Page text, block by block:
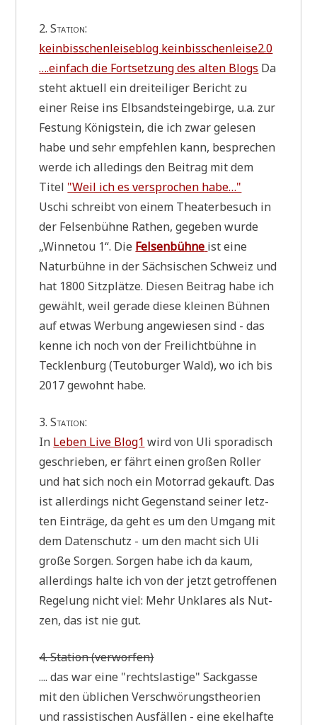
2. Sta­ti­on:
kein­biss­chen­lei­se­blog keinbisschenleise2.0
….ein­fach die Fort­set­zung des alten Blogs Da
steht aktu­ell ein drei­tei­li­ger Bericht zu
einer Rei­se ins Elb­sand­stein­ge­bir­ge, u.a. zur
Festung König­stein, die ich zwar gele­sen
habe und sehr emp­feh­len kann, bespre­chen
wer­de ich alle­dings den Bei­trag mit dem
Titel "Weil ich es ver­spro­chen habe…"
Uschi schreibt von einem Thea­ter­be­such in
der Fel­sen­büh­ne Rathen, gege­ben wur­de
„Win­ne­tou 1“. Die Fel­sen­büh­ne ist eine
Natur­büh­ne in der Säch­si­schen Schweiz und
hat 1800 Sitz­plät­ze. Die­sen Bei­trag habe ich
gewählt, weil gera­de die­se klei­nen Büh­nen
auf etwas Wer­bung ange­wie­sen sind - das
ken­ne ich noch von der Frei­licht­büh­ne in
Teck­len­burg (Teu­to­bur­ger Wald), wo ich bis
2017 gewohnt habe.
3. Sta­ti­on:
In Leben Live Blog1 wird von Uli spo­ra­disch
geschrie­ben, er fährt einen gro­ßen Rol­ler
und hat sich noch ein Motor­rad gekauft. Das
ist aller­dings nicht Gegen­stand sei­ner letz­
ten Ein­trä­ge, da geht es um den Umgang mit
dem Daten­schutz - um den macht sich Uli
gro­ße Sor­gen. Sor­gen habe ich da kaum,
aller­dings hal­te ich von der jetzt getrof­fe­nen
Rege­lung nicht viel: Mehr Unkla­res als Nut­
zen, das ist nie gut.
4. Sta­ti­on (ver­wor­fen)
.... das war eine "rechts­la­sti­ge" Sack­gas­se
mit den übli­chen Ver­schwö­rungs­theo­rien
und ras­si­sti­schen Aus­fäl­len - eine ekel­haf­te